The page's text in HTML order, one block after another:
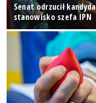
Senat odrzucił
stanowisko szefa IPN